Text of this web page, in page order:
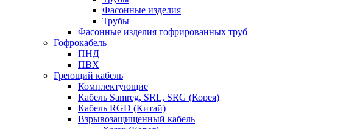
Фасонные изделия
Трубы
Фасонные изделия гофрированных труб
Гофрокабель
ПНД
ПВХ
Греющий кабель
Комплектующие
Кабель Samreg, SRL, SRG (Корея)
Кабель RGD (Китай)
Взрывозащищенный кабель